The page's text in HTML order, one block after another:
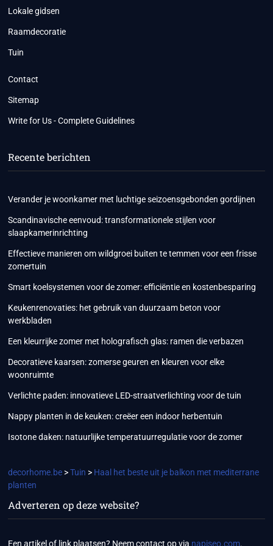
Lokale gidsen
Raamdecoratie
Tuin
Contact
Sitemap
Write for Us - Complete Guidelines
Recente berichten
Verander je woonkamer met luchtige seizoensgebonden gordijnen
Scandinavische eenvoud: transformationele stijlen voor
slaapkamerinrichting
Effectieve manieren om wildgroei buiten te temmen voor een frisse
zomertuin
Smart koelsystemen voor de zomer: efficiëntie en kostenbesparing
Keukenrenovaties: het gebruik van duurzaam beton voor
werkbladen
Een kleurrijke zomer met holografisch glas: ramen die verbazen
Decoratieve kaarsen: zomerse geuren en kleuren voor elke
woonruimte
Verlichte paden: innovatieve LED-straatverlichting voor de tuin
Nappy planten in de keuken: creëer een indoor herbentuin
Isotone daken: natuurlijke temperatuurregulatie voor de zomer
decorhome.be >Tuin > Haal het beste uit je balkon met mediterrane
planten
Adverteren op deze website?
Een artikel of link plaatsen? Neem contact op via napiseo.com.